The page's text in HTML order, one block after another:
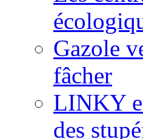
Gazole
fâcher
LINKY
des